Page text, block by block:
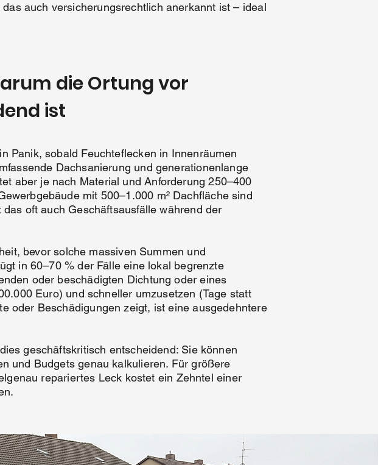
auch versicherungsrechtlich anerkannt ist – ideal
die Ortung vor
ist
Panik, sobald Feuchteflecken in Innenräumen
Dachsanierung und generationenlange
aber je nach Material und Anforderung 250–400
mit 500–1.000 m² Dachfläche sind
oft auch Geschäftsausfälle während der
bevor solche massiven Summen und
in 60–70 % der Fälle eine lokal begrenzte
oder beschädigten Dichtung oder eines
Euro) und schneller umzusetzen (Tage statt
oder Beschädigungen zeigt, ist eine ausgedehntere
geschäftskritisch entscheidend: Sie können
und Budgets genau kalkulieren. Für größere
repariertes Leck kostet ein Zehntel einer